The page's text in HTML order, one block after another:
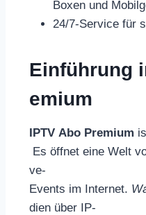
Boxen und
24/7-Service für
Einführung
emium
IPTV Abo Premium
Es öffnet eine Welt
ve-
Events im Internet.
dien über IP-